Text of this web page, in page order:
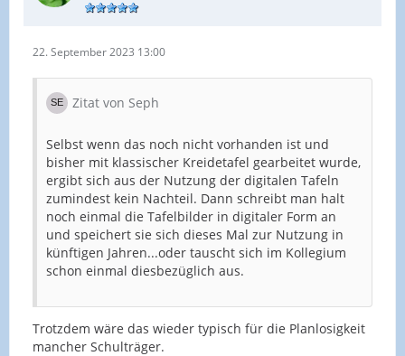
22. September 2023 13:00
Zitat von Seph
Selbst wenn das noch nicht vorhanden ist und
bisher mit klassischer Kreidetafel gearbeitet wurde,
ergibt sich aus der Nutzung der digitalen Tafeln
zumindest kein Nachteil. Dann schreibt man halt
noch einmal die Tafelbilder in digitaler Form an
und speichert sie sich dieses Mal zur Nutzung in
künftigen Jahren...oder tauscht sich im Kollegium
schon einmal diesbezüglich aus.
Trotzdem wäre das wieder typisch für die Planlosigkeit
mancher Schulträger.